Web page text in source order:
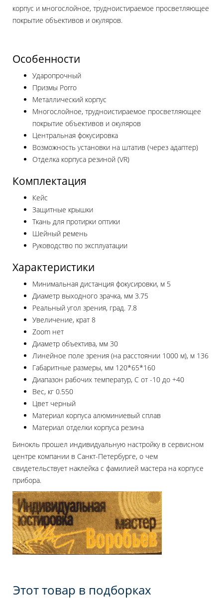
корпус и многослойное, трудноистираемое просветляющее
покрытие объективов и окуляров.
Особенности
Ударопрочный
Призмы Porro
Металлический корпус
Многослойное, трудноистираемое просветляющее
покрытие объективов и окуляров
Центральная фокусировка
Возможность установки на штатив (через адаптер)
Отделка корпуса резиной (VR)
Комплектация
Кейс
Защитные крышки
Ткань для протирки оптики
Шейный ремень
Руководство по эксплуатации
Характеристики
Минимальная дистанция фокусировки, м 5
Диаметр выходного зрачка, мм 3.75
Реальный угол зрения, град. 7.8
Увеличение, крат 8
Zoom нет
Диаметр объектива, мм 30
Линейное поле зрения (на расстоянии 1000 м), м 136
Габаритные размеры, мм 120*65*160
Диапазон рабочих температур, C от -10 до +40
Вес, кг 0.550
Цвет черный
Материал корпуса алюминиевый сплав
Материал отделки корпуса резина
Бинокль прошел индивидуальную настройку в сервисном
центре компании в Санкт-Петербурге, о чем
свидетельствует наклейка с фамилией мастера на корпусе
прибора.
Этот товар в подборках